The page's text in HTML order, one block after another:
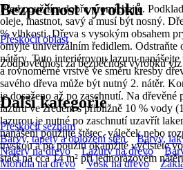
Před použitím dobře promíchejte.
oleje, mastnot, savý a musí být nosný.
% vlhkosti. Dřeva s vysokým obsahem
omyjte univerzálním ředidlem. Odstraňte
nátěry. Tuto interiérovou lazuru
a rovnoměrné vrstvě ve směru kresby
savého dřeva může být nutný 2. nátěr.
je dosaženo až po zaschnutí. Na
lazuru ve zředění s přibližně 10 % vody
lazurou je nutné po zaschnutí uzavřít
nanášení použijte štětec, váleček nebo
tryskou a po použití okamžitě vyčistěte
stačí na cca 14 m² při jednorázovém
Bezpečnost výrobků
Přeskočit oblast
Zodpovědnost za bezpečnost výrobku
Další kategorie
Přeskočit seznam
Barvy, tapety a obložení stěn
Barvy,
Nátěry na dřevo
Lazury na dřevo
Mořidla na dřevo
Vosk na dřevo